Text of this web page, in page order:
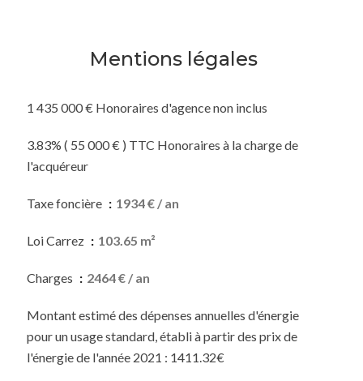
Mentions légales
1 435 000 € Honoraires d'agence non inclus
3.83% ( 55 000 € ) TTC Honoraires à la charge de
l'acquéreur
Taxe foncière 1934 € / an
Loi Carrez 103.65 m²
Charges 2464 € / an
Montant estimé des dépenses annuelles d'énergie
pour un usage standard, établi à partir des prix de
l'énergie de l'année 2021 : 1411.32€